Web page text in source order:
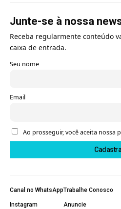
Junte-se à nossa
Receba regularmente conteúdo
caixa de entrada.
Seu nome
Email
Ao prosseguir, você aceita nossa
Canal no WhatsApp
Instagram
Trabalhe Conosco
Anuncie